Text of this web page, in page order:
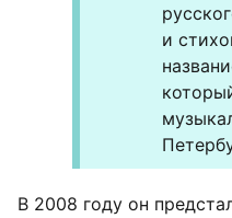
и
В 2008 году он